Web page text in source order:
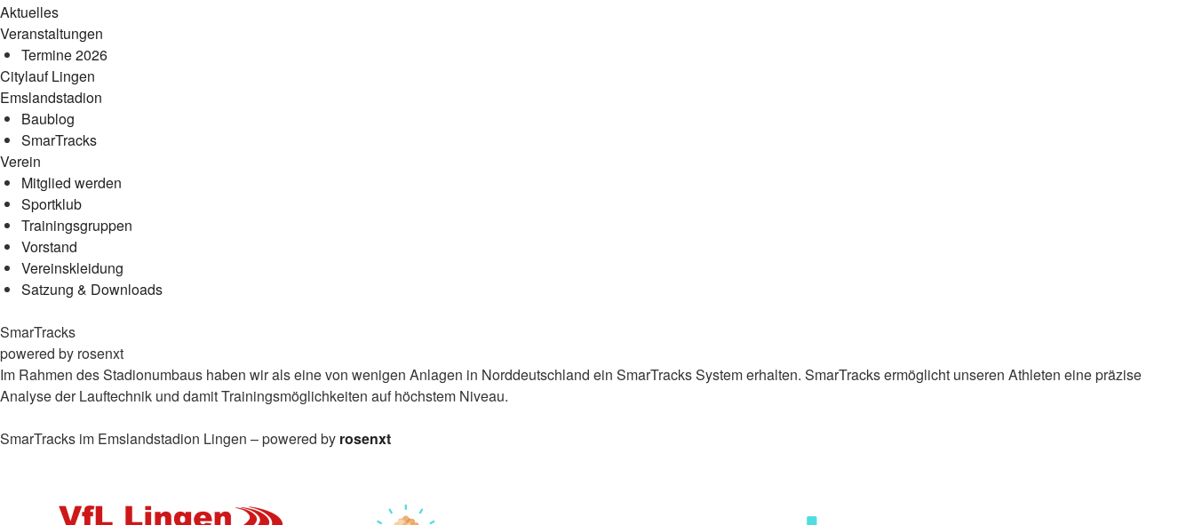
Aktuelles
Veranstaltungen
Termine 2026
Citylauf Lingen
Emslandstadion
Baublog
SmarTracks
Verein
Mitglied werden
Sportklub
Trainingsgruppen
Vorstand
Vereinskleidung
Satzung & Downloads
SmarTracks
powered by rosenxt
Im Rahmen des Stadionumbaus haben wir als eine von wenigen Anlagen in Norddeutschland ein SmarTracks System erhalten. SmarTracks ermöglicht unseren Athleten eine präzise
Analyse der Lauftechnik und damit Trainingsmöglichkeiten auf höchstem Niveau.
SmarTracks im Emslandstadion Lingen – powered by rosenxt